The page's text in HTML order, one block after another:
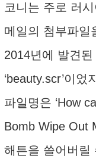
코니는 주로 러
메일의 첨부파일
2014년에 발견
‘beauty.scr’이
파일명은 ‘How
Bomb Wipe Out
해튼을 쓸어버릴